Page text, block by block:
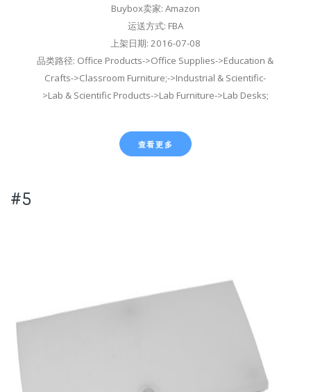
Buybox卖家: Amazon
运送方式: FBA
上架日期: 2016-07-08
品类路径: Office Products->Office Supplies->Education &
Crafts->Classroom Furniture;->Industrial & Scientific-
>Lab & Scientific Products->Lab Furniture->Lab Desks;
查看更多
#5